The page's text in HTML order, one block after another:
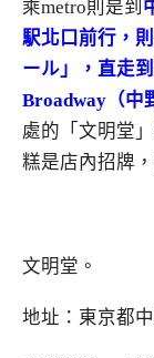
乘metro則是到
駅北口前行，
ール」，直走
Broadway（中
處的「文明堂
糕是店內招牌
文明堂。
地址：東京都